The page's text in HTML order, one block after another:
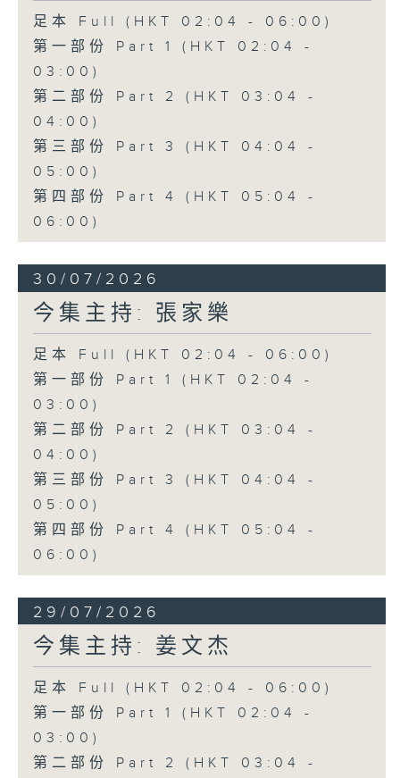
足本 Full (HKT 02:04 - 06:00)
第一部份 Part 1 (HKT 02:04 -
03:00)
第二部份 Part 2 (HKT 03:04 -
04:00)
第三部份 Part 3 (HKT 04:04 -
05:00)
第四部份 Part 4 (HKT 05:04 -
06:00)
30/07/2026
今集主持: 張家樂
足本 Full (HKT 02:04 - 06:00)
第一部份 Part 1 (HKT 02:04 -
03:00)
第二部份 Part 2 (HKT 03:04 -
04:00)
第三部份 Part 3 (HKT 04:04 -
05:00)
第四部份 Part 4 (HKT 05:04 -
06:00)
29/07/2026
今集主持: 姜文杰
足本 Full (HKT 02:04 - 06:00)
第一部份 Part 1 (HKT 02:04 -
03:00)
第二部份 Part 2 (HKT 03:04 -